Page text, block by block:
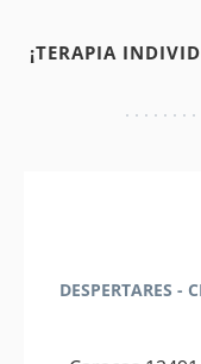
¡TERAPIA
DESPERTARES -